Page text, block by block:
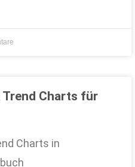
Trend Charts für
Charts in